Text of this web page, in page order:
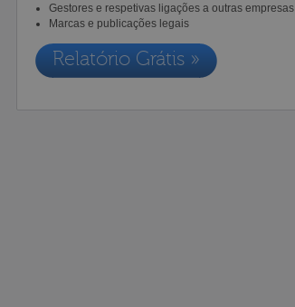
Gestores e respetivas ligações a outras empresas
Marcas e publicações legais
Relatório Grátis »